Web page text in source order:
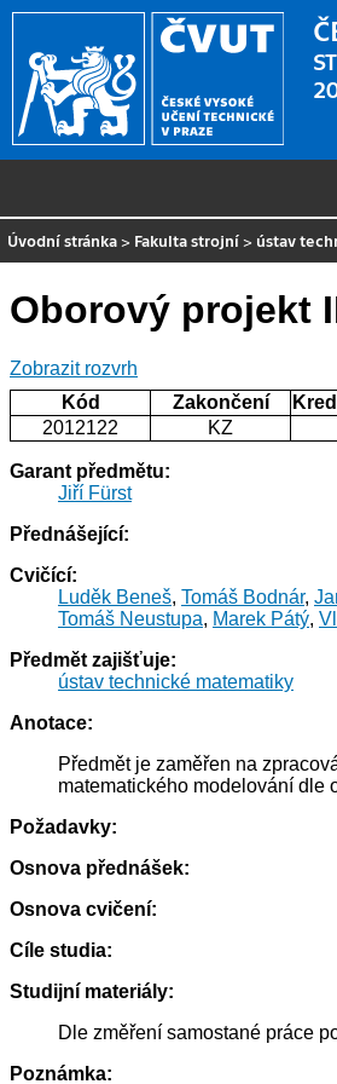
Úvodní stránka > Fakulta strojní > ústav
Oborový projekt
Zobrazit rozvrh
Kód
Zakončení
2012122
KZ
Garant předmětu:
Jiří Fürst
Přednášející:
Cvičící:
Luděk Beneš, Tomáš Bodnár,
Tomáš Neustupa, Marek Pátý,
Předmět zajišťuje:
ústav technické matematiky
Anotace:
Předmět je zaměřen na
matematického modelování dle
Požadavky:
Osnova přednášek:
Osnova cvičení:
Cíle studia:
Studijní materiály:
Dle změření samostané práce
Poznámka: